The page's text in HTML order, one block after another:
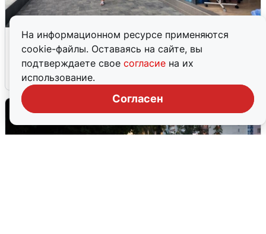
На информационном ресурсе применяются
cookie-файлы. Оставаясь на сайте, вы
подтверждаете свое согласие на их
использование.
Согласен
В Сочи объявили угрозу атаки БПЛА и
закрыли пляжи
6 августа 0